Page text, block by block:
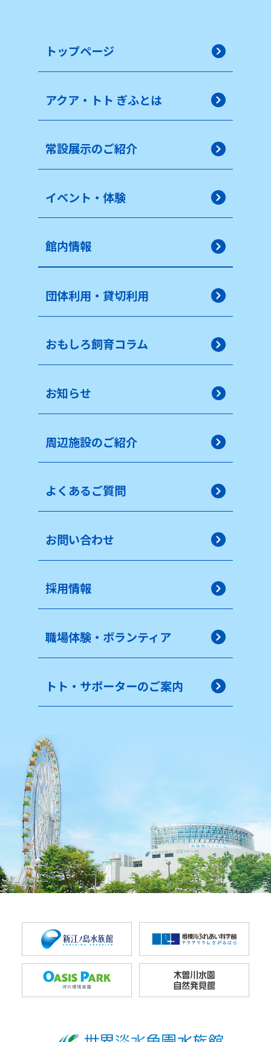
トップページ
アクア・トト ぎふとは
常設展示のご紹介
イベント・体験
館内情報
団体利用・貸切利用
おもしろ飼育コラム
お知らせ
周辺施設のご紹介
よくあるご質問
お問い合わせ
採用情報
職場体験・ボランティア
トト・サポーターのご案内